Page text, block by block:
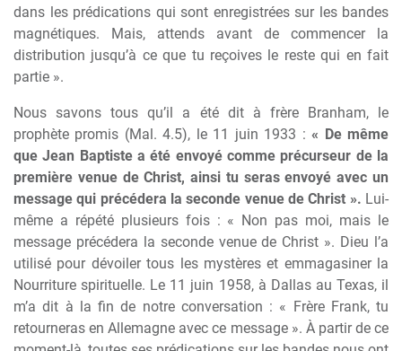
dans les prédications qui sont enregistrées sur les bandes
magnétiques. Mais, attends avant de commencer la
distribution jusqu’à ce que tu reçoives le reste qui en fait
partie ».
Nous savons tous qu’il a été dit à frère Branham, le
prophète promis (Mal. 4.5), le 11 juin 1933 : « De même
que Jean Baptiste a été envoyé comme précurseur de la
première venue de Christ, ainsi tu seras envoyé avec un
message qui précédera la seconde venue de Christ ». Lui-
même a répété plusieurs fois : « Non pas moi, mais le
message précédera la seconde venue de Christ ». Dieu l’a
utilisé pour dévoiler tous les mystères et emmagasiner la
Nourriture spirituelle. Le 11 juin 1958, à Dallas au Texas, il
m’a dit à la fin de notre conversation : « Frère Frank, tu
retourneras en Allemagne avec ce message ». À partir de ce